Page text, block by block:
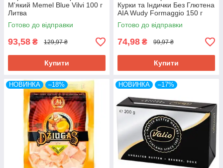
М'який Memel Blue Vilvi 100 г
Литва
Готово до відправки
93,58 ₴ 129,97 ₴
Купити
Курки та Індички Без Глютена
AIA Wudy Formaggio 150 г
Італія
Готово до відправки
74,98 ₴ 99,97 ₴
Купити
НОВИНКА –18% НОВИНКА –17%